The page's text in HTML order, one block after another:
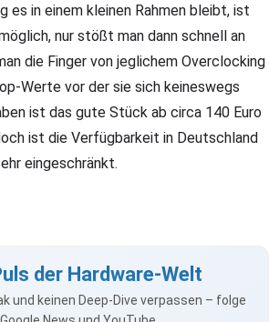
es in einem kleinen Rahmen bleibt, ist
nur stößt man dann schnell an
die Finger von jeglichem Overclocking
Werte vor der sie sich keineswegs
ist das gute Stück ab circa 140 Euro
ist die Verfügbarkeit in Deutschland
eingeschränkt.
der Hardware-Welt
und keinen Deep-Dive verpassen – folge